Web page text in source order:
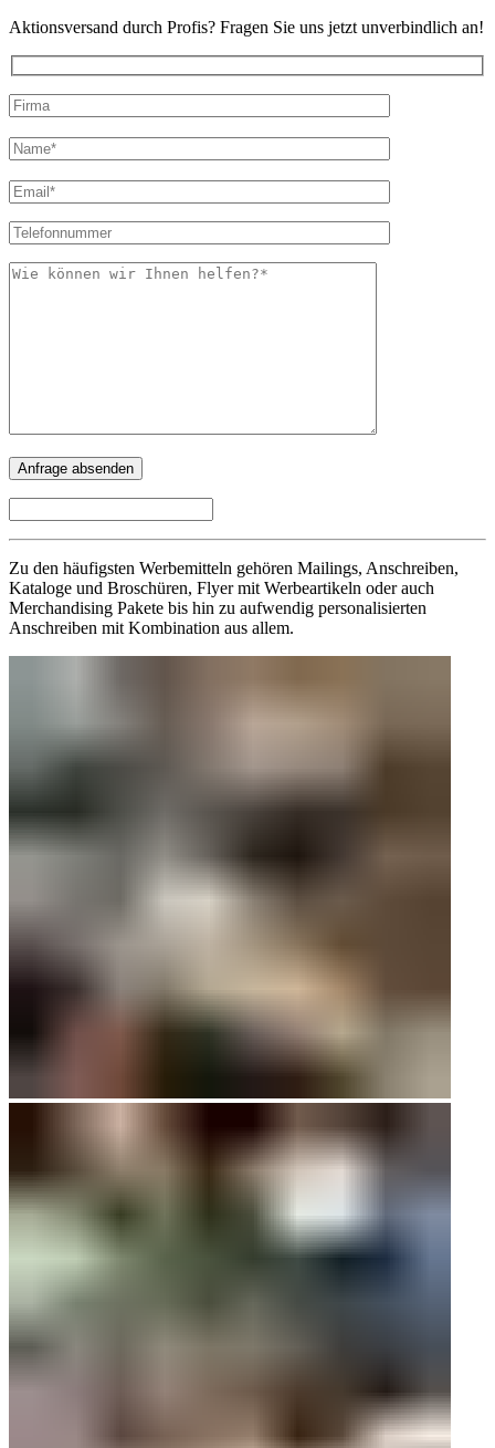
Aktionsversand durch Profis? Fragen Sie uns jetzt unverbindlich an!
Bitte
lasse
dieses
Feld
leer.
lasse
Feld
leer.
Zu den häufigsten Werbemitteln gehören Mailings, Anschreiben,
Kataloge und Broschüren, Flyer mit Werbeartikeln oder auch
Merchandising Pakete bis hin zu aufwendig personalisierten
Anschreiben mit Kombination aus allem.